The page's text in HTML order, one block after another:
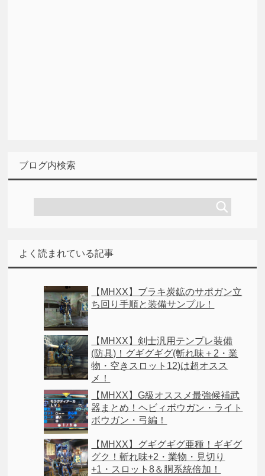
ブログ内検索
よく読まれている記事
【MHXX】ブラキ炭鉱のサポガン立
ち回り手順と装備サンプル！
【MHXX】剣士汎用テンプレ装備
(防具)！グギグギグ(斬れ味＋2・業
物・空きスロット12)は超オスス
メ！
【MHXX】G級オススメ最強候補武
器まとめ！ヘビィボウガン・ライト
ボウガン・弓編！
【MHXX】グギグギグ亜種！ギギグ
グク！斬れ味+2・業物・見切り
+1・スロット8＆胴系統倍加！